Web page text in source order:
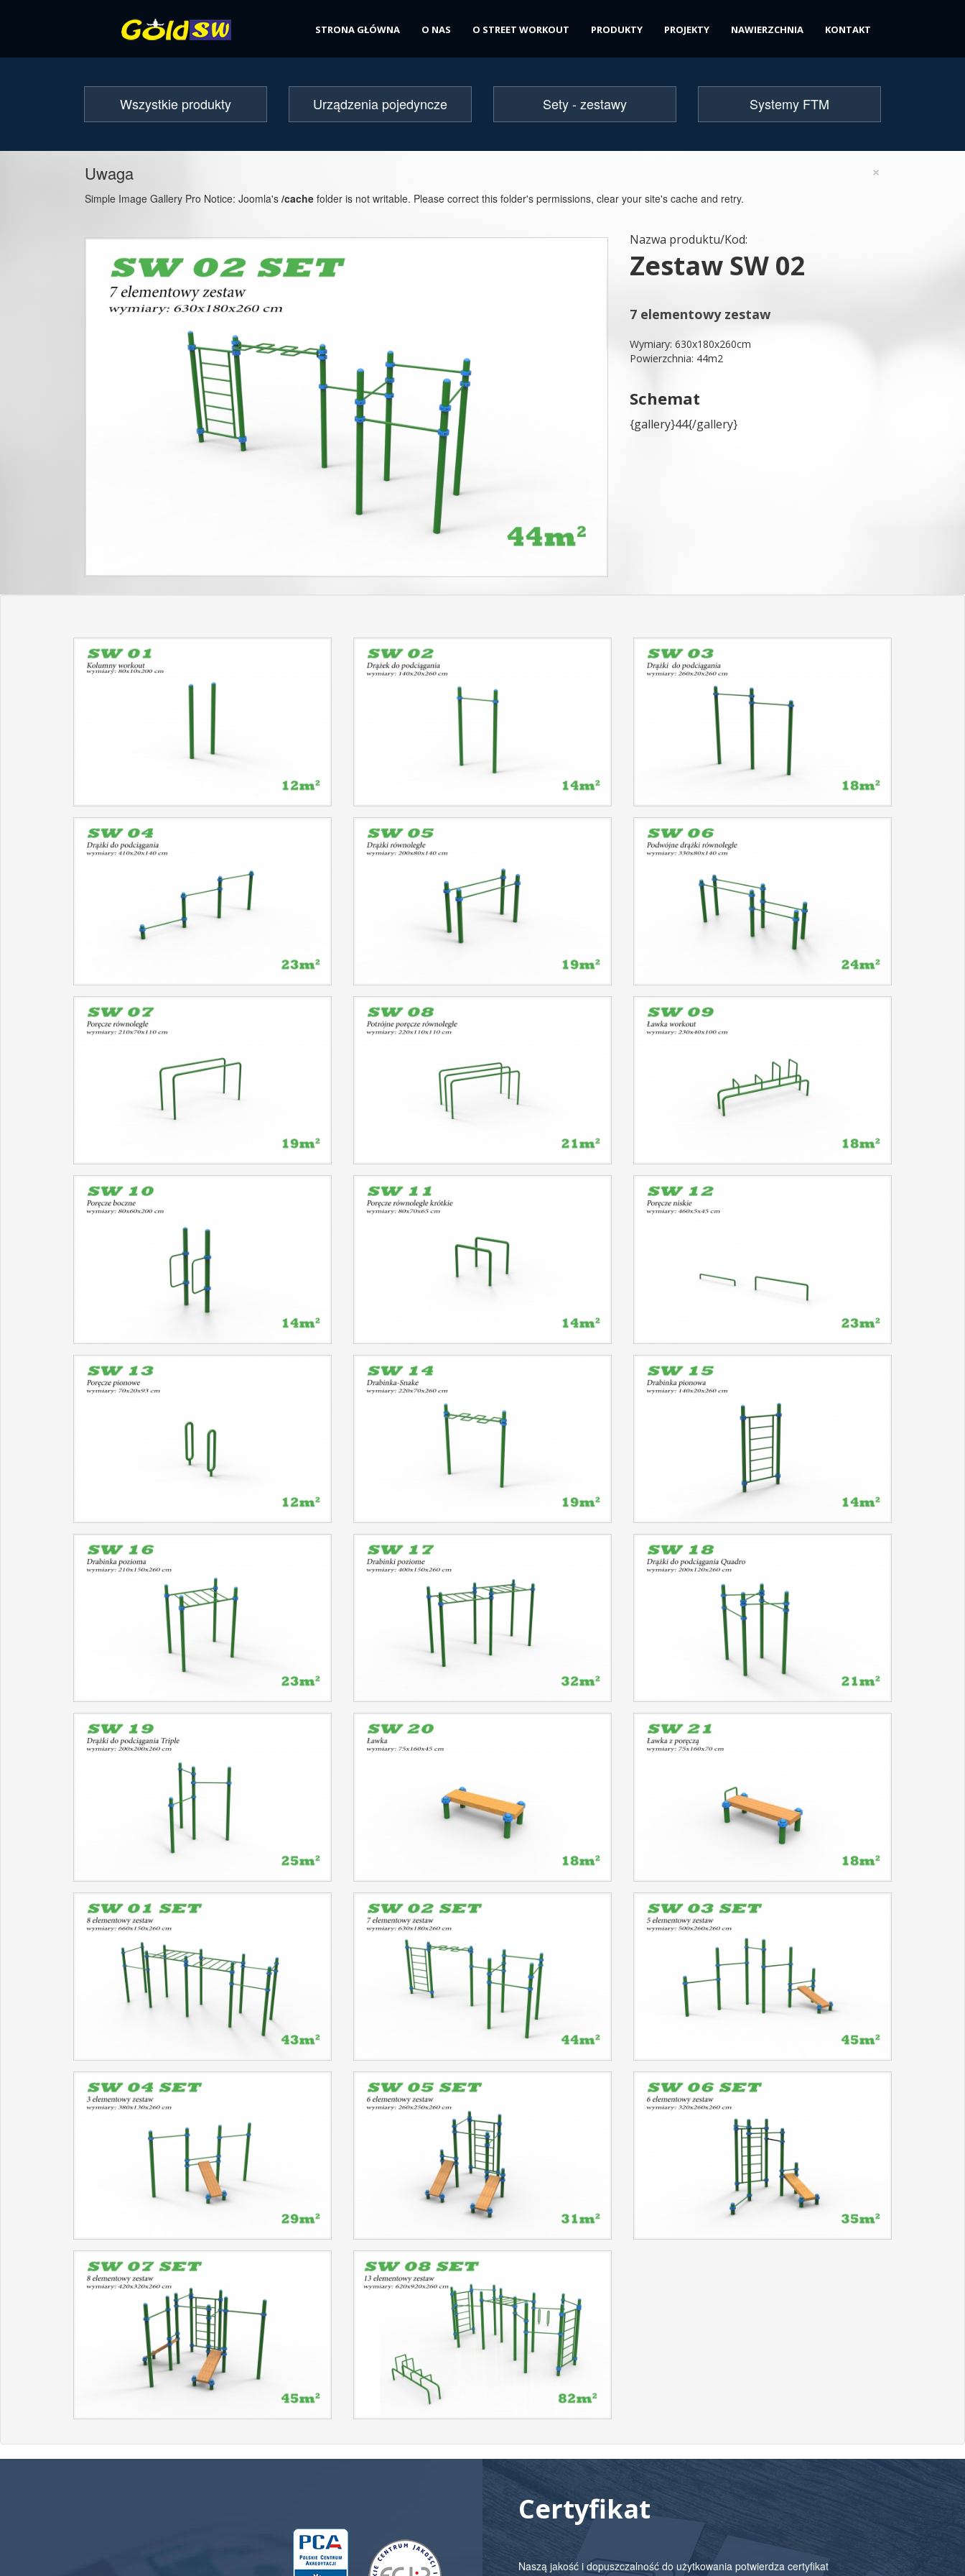
STRONA GŁÓWNA O NAS O STREET WORKOUT PRODUKTY PROJEKTY NAWIERZCHNIA KONTAKT
Wszystkie produkty Urządzenia pojedyncze Sety - zestawy Systemy FTM
×
Uwaga
Simple Image Gallery Pro Notice: Joomla's /cache folder is not writable. Please correct this folder's permissions, clear your site's cache and retry.
Nazwa produktu/Kod:
Zestaw SW 02
7 elementowy zestaw
Wymiary: 630x180x260cm
Powierzchnia: 44m2
Schemat
{gallery}44{/gallery}
Certyfikat
Naszą jakość i dopuszczalność do użytkowania potwierdza certyfikat